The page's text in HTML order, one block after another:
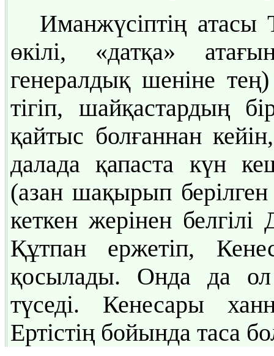
Иманжүсіптің атасы
өкілі, «датқа»
генералдық шеніне
тігіп, шайқастардың
қайтыс болғаннан
далада қапаста күн
(азан шақырып
кеткен жерінен
Құтпан ержетіп,
қосылады. Онда да ол
түседі. Кенесары
Ертістің бойында таса